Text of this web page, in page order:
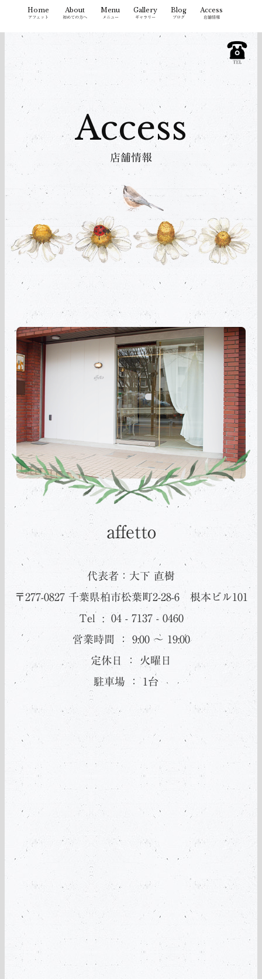
Home
アフェット
About
初めての方へ
Menu
メニュー
Gallery
ギャラリー
Blog
ブログ
Access
店舗情報
テ
Access
店舗情報
affetto
代表者：大下 直樹
〒277-0827 千葉県柏市松葉町2-28-6 根本ビル101
Tel : 04 - 7137 - 0460
営業時間 ： 9:00 ～ 19:00
定休日 ： 火曜日
駐車場 ： 1台